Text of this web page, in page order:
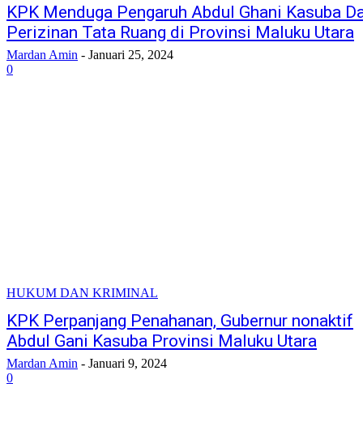
KPK Menduga Pengaruh Abdul Ghani Kasuba
Perizinan Tata Ruang di Provinsi Maluku Utara
Mardan Amin - Januari 25, 2024
0
HUKUM DAN KRIMINAL
KPK Perpanjang Penahanan, Gubernur nonaktif
Abdul Gani Kasuba Provinsi Maluku Utara
Mardan Amin - Januari 9, 2024
0